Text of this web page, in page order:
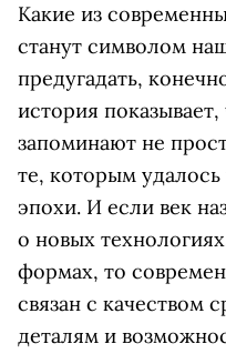
Какие из
станут символом
предугадать,
история
запоминают не
те, которым удалось
эпохи. И если век
о новых
формах, то
связан с качеством
деталям и